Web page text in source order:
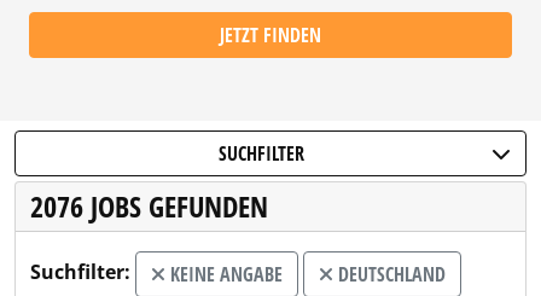
JETZT FINDEN
SUCHFILTER
2076 JOBS GEFUNDEN
Suchfilter: KEINE ANGABE DEUTSCHLAND